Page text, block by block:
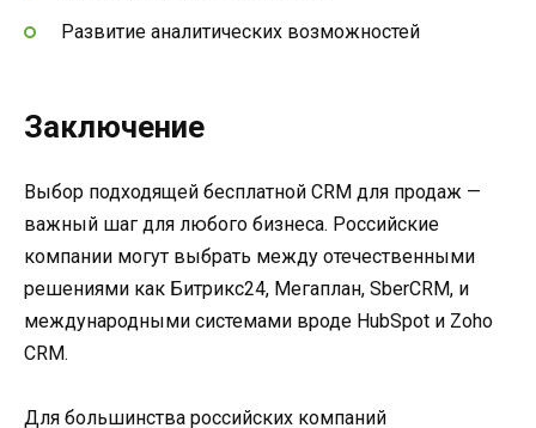
Развитие аналитических возможностей
Заключение
Выбор подходящей бесплатной CRM для продаж —
важный шаг для любого бизнеса. Российские
компании могут выбрать между отечественными
решениями как Битрикс24, Мегаплан, SberCRM, и
международными системами вроде HubSpot и Zoho
CRM.
Для большинства российских компаний